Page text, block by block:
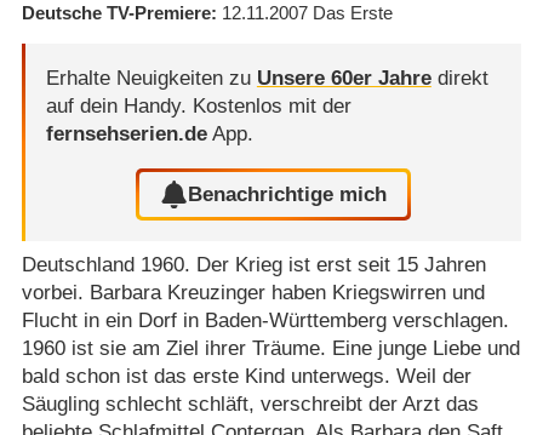
Deutsche TV-Premiere 12.11.2007 Das Erste
Erhalte Neuigkeiten zu Unsere 60er Jahredirekt
auf dein Handy. Kostenlos mit der
fernsehserien.deApp.
Benachrichtige mich
Deutschland 1960. Der Krieg ist erst seit 15 Jahren
vorbei. Barbara Kreuzinger haben Kriegswirren und
Flucht in ein Dorf in Baden-Württemberg verschlagen.
1960 ist sie am Ziel ihrer Träume. Eine junge Liebe und
bald schon ist das erste Kind unterwegs. Weil der
Säugling schlecht schläft, verschreibt der Arzt das